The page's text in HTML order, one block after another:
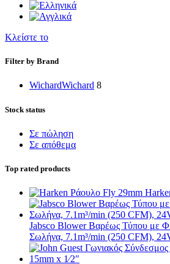
Κλείστε το
Filter by Brand
WichardWichard 8
Stock status
Σε πώληση
Σε απόθεμα
Top rated products
Jabsco Blower Βαρέως Τύπου με
Σωλήνα, 7.1m³/min (250 CFM),